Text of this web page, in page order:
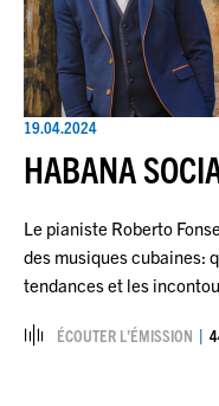
19.04.2024
HABANA
Le pianiste Roberto
des musiques cubaines:
tendances et les
ÉCOUTER L’ÉMISSION